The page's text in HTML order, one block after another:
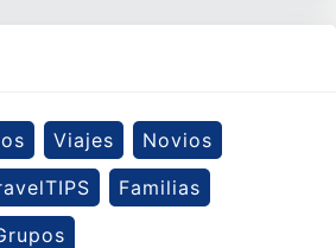
Viajes
Novios
Familias